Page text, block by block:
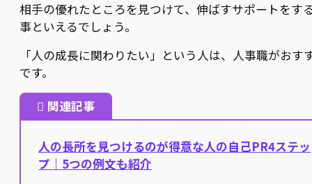
相手の優れたところを見つけて、伸ばすサポートをす
事といえるでしょう。
「人の成長に関わりたい」という人は、人事職がおす
です。
関連記事
人の長所を見つけるのが得意な人の自己PR4ステッ
プ｜5つの例文も紹介